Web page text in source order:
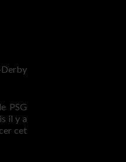
Derby
PSG
il y a
cet